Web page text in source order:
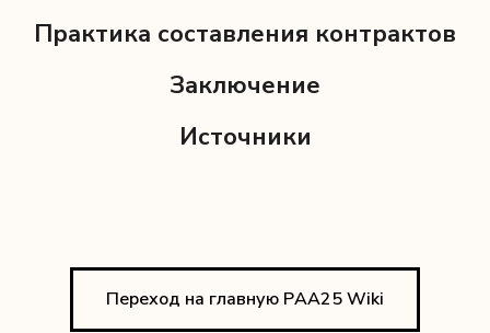
Практика составления контрактов
Заключение
Источники
Переход на главную РAA25 Wiki